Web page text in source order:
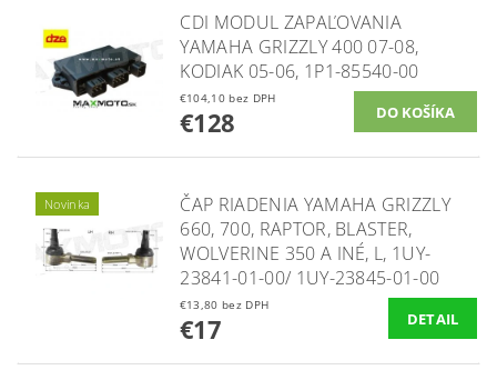
CDI MODUL ZAPAĽOVANIA
YAMAHA GRIZZLY 400 07-08,
KODIAK 05-06, 1P1-85540-00
€104,10 bez DPH
€128
Novinka
ČAP RIADENIA YAMAHA GRIZZLY
660, 700, RAPTOR, BLASTER,
WOLVERINE 350 A INÉ, L, 1UY-
23841-01-00/ 1UY-23845-01-00
€13,80 bez DPH
€17 DETAIL